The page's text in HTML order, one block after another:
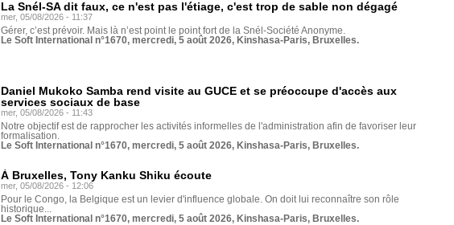
La Snél-SA dit faux, ce n'est pas l'étiage, c'est trop de sable non dégagé
mer, 05/08/2026 - 11:37
Gérer, c’est prévoir. Mais là n’est point le point fort de la Snél-Société Anonyme.
Le Soft International n°1670, mercredi, 5 août 2026, Kinshasa-Paris, Bruxelles.
Daniel Mukoko Samba rend visite au GUCE et se préoccupe d'accès aux
services sociaux de base
mer, 05/08/2026 - 11:43
Notre objectif est de rapprocher les activités informelles de l'administration afin de favoriser leur
formalisation.
Le Soft International n°1670, mercredi, 5 août 2026, Kinshasa-Paris, Bruxelles.
À Bruxelles, Tony Kanku Shiku écoute
mer, 05/08/2026 - 12:06
Pour le Congo, la Belgique est un levier d'influence globale. On doit lui reconnaître son rôle
historique...
Le Soft International n°1670, mercredi, 5 août 2026, Kinshasa-Paris, Bruxelles.